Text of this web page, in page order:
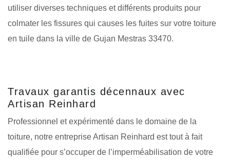
utiliser diverses techniques et différents produits pour
colmater les fissures qui causes les fuites sur votre toiture
en tuile dans la ville de Gujan Mestras 33470.
Travaux garantis décennaux avec
Artisan Reinhard
Professionnel et expérimenté dans le domaine de la
toiture, notre entreprise Artisan Reinhard est tout à fait
qualifiée pour s’occuper de l’imperméabilisation de votre